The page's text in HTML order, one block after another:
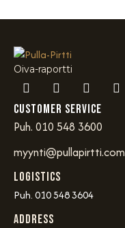
Oiva-raportti
Customer service
Puh. 010 548 3600
myynti@pullapirtti.com
Logistics
Puh. 010 548 3604
Address